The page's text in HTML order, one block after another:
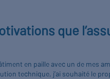
que
en paille avec un de mes
technique, j’ai souhaité le